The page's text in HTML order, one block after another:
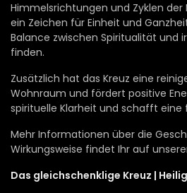
Himmelsrichtungen und Zyklen der
ein Zeichen für Einheit und
Balance zwischen Spiritualität und
finden.
Zusätzlich hat das Kreuz eine
Wohnraum und fördert positive
spirituelle Klarheit und schafft eine
Mehr Informationen über die
Wirkungsweise findet Ihr auf
Das gleichschenklige Kreuz |